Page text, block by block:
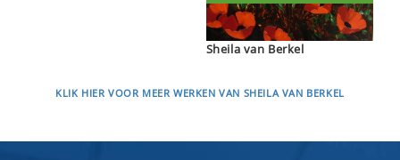
Sheila van Berkel
KLIK HIER VOOR MEER WERKEN VAN SHEILA VAN BERKEL